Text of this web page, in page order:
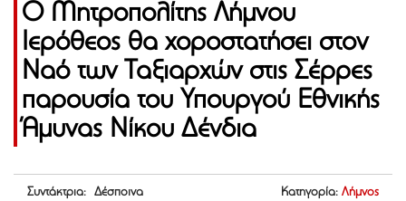
Ο Μητροπολίτης Λήμνου
Ιερόθεος θα χοροστατήσει στον
Ναό των Ταξιαρχών στις Σέρρες
παρουσία του Υπουργού Εθνικής
Άμυνας Νίκου Δένδια
Συντάκτρια: Δέσποινα
Κατηγορία: Λήμνος